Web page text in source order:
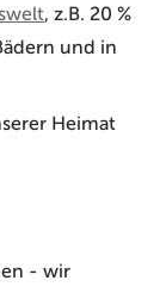
, z.B. 20 %
und in
Heimat
- wir